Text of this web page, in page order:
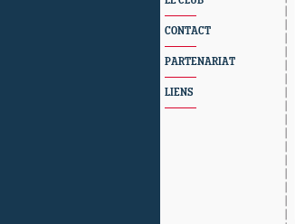
CONTACT
PARTENARIAT
LIENS